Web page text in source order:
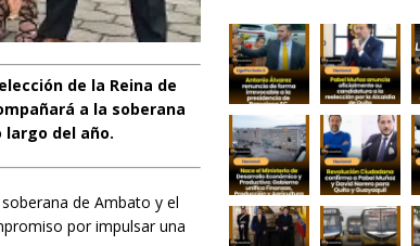
de la Reina de
a la soberana
del año.
de Ambato y el
por impulsar una